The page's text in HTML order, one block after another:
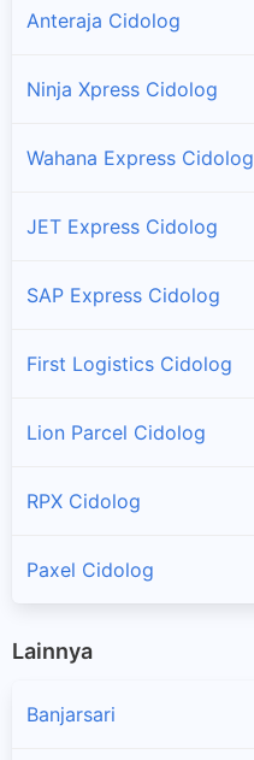
Anteraja Cidolog
Ninja Xpress Cidolog
Wahana Express Cidolog
JET Express Cidolog
SAP Express Cidolog
First Logistics Cidolog
Lion Parcel Cidolog
RPX Cidolog
Paxel Cidolog
Lainnya
Banjarsari